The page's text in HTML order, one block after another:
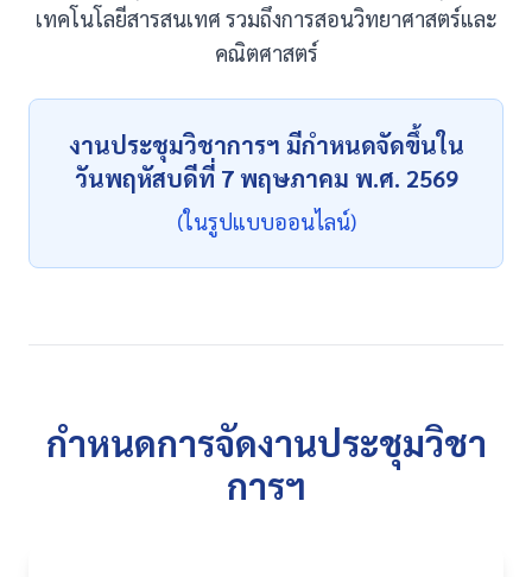
เทคโนโลยีสารสนเทศ รวมถึงการสอนวิทยาศาสตร์และ
คณิตศาสตร์
งานประชุมวิชาการฯ มีกำหนดจัดขึ้นใน
วันพฤหัสบดีที่ 7 พฤษภาคม พ.ศ. 2569
(ในรูปแบบออนไลน์)
กำหนดการจัดงานประชุมวิชา
การฯ